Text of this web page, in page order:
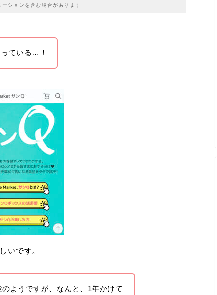
ーションを含む場合があります
ている…！
いです。
ようですが、なんと、1年かけて